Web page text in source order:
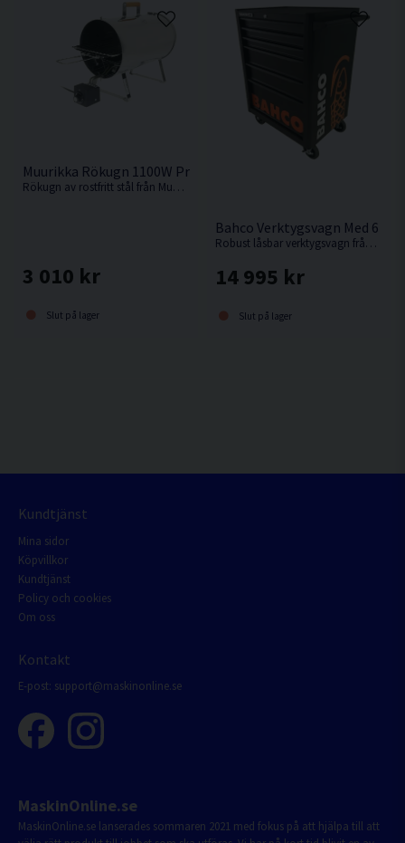
Muurikka Rökugn 1100W Pro
Rökugn av rostfritt stål från Muurikka.
3 010 kr
Slut på lager
Bahco Verktygsvagn Med 6
Robust låsbar verktygsvagn från Bahco med 197 verktyg.
14 995 kr
Slut på lager
Kundtjänst
Mina sidor
Köpvillkor
Kundtjänst
Policy och cookies
Om oss
Kontakt
E-post: support@maskinonline.se
MaskinOnline.se
MaskinOnline.se lanserades sommaren 2021 med fokus på att hjälpa till att